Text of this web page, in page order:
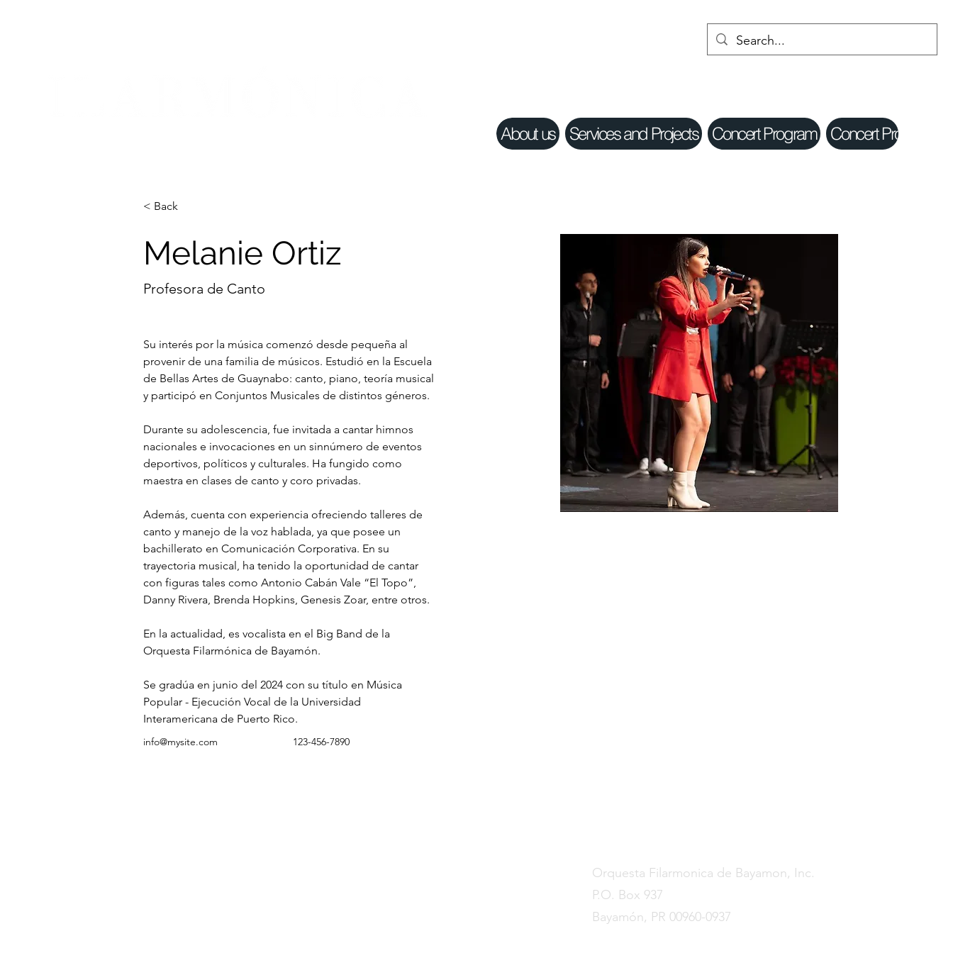
About us Services and Projects Concert Program Concert Program
< Back
Melanie Ortiz
Profesora de Canto
Su interés por la música comenzó desde pequeña al
provenir de una familia de músicos. Estudió en la Escuela
de Bellas Artes de Guaynabo: canto, piano, teoría musical
y participó en Conjuntos Musicales de distintos géneros.
Durante su adolescencia, fue invitada a cantar himnos
nacionales e invocaciones en un sinnúmero de eventos
deportivos, políticos y culturales. Ha fungido como
maestra en clases de canto y coro privadas.
Además, cuenta con experiencia ofreciendo talleres de
canto y manejo de la voz hablada, ya que posee un
bachillerato en Comunicación Corporativa. En su
trayectoria musical, ha tenido la oportunidad de cantar
con figuras tales como Antonio Cabán Vale “El Topo”,
Danny Rivera, Brenda Hopkins, Genesis Zoar, entre otros.
En la actualidad, es vocalista en el Big Band de la
Orquesta Filarmónica de Bayamón.
Se gradúa en junio del 2024 con su título en Música
Popular - Ejecución Vocal de la Universidad
Interamericana de Puerto Rico.
info@mysite.com 123-456-7890
Orquesta Filarmonica de Bayamon, Inc.
P.O. Box 937
Bayamón, PR 00960-0937